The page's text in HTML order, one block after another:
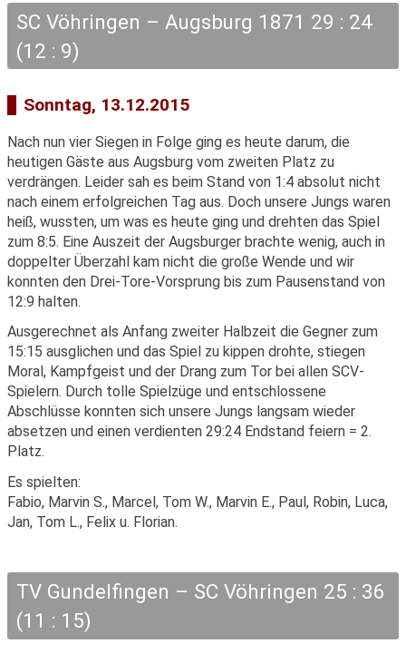
SC Vöhringen – Augsburg 1871 29 : 24
(12 : 9)
Sonntag, 13.12.2015
Nach nun vier Siegen in Folge ging es heute darum, die
heutigen Gäste aus Augsburg vom zweiten Platz zu
verdrängen. Leider sah es beim Stand von 1:4 absolut nicht
nach einem erfolgreichen Tag aus. Doch unsere Jungs waren
heiß, wussten, um was es heute ging und drehten das Spiel
zum 8:5. Eine Auszeit der Augsburger brachte wenig, auch in
doppelter Überzahl kam nicht die große Wende und wir
konnten den Drei-Tore-Vorsprung bis zum Pausenstand von
12:9 halten.
Ausgerechnet als Anfang zweiter Halbzeit die Gegner zum
15:15 ausglichen und das Spiel zu kippen drohte, stiegen
Moral, Kampfgeist und der Drang zum Tor bei allen SCV-
Spielern. Durch tolle Spielzüge und entschlossene
Abschlüsse konnten sich unsere Jungs langsam wieder
absetzen und einen verdienten 29:24 Endstand feiern = 2.
Platz.
Es spielten:
Fabio, Marvin S., Marcel, Tom W., Marvin E., Paul, Robin, Luca,
Jan, Tom L., Felix u. Florian.
TV Gundelfingen – SC Vöhringen 25 : 36
(11 : 15)